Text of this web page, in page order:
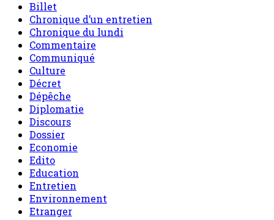
Billet
Chronique d’un entretien
Chronique du lundi
Commentaire
Communiqué
Culture
Décret
Dépêche
Diplomatie
Discours
Dossier
Economie
Edito
Education
Entretien
Environnement
Etranger